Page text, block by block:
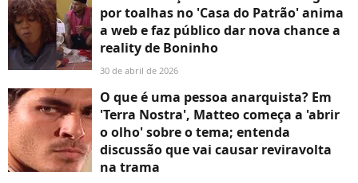
por toalhas no 'Casa do Patrão' anima
a web e faz público dar nova chance a
reality de Boninho
30 de abril de 2026
O que é uma pessoa anarquista? Em
'Terra Nostra', Matteo começa a 'abrir
o olho' sobre o tema; entenda
discussão que vai causar reviravolta
na trama